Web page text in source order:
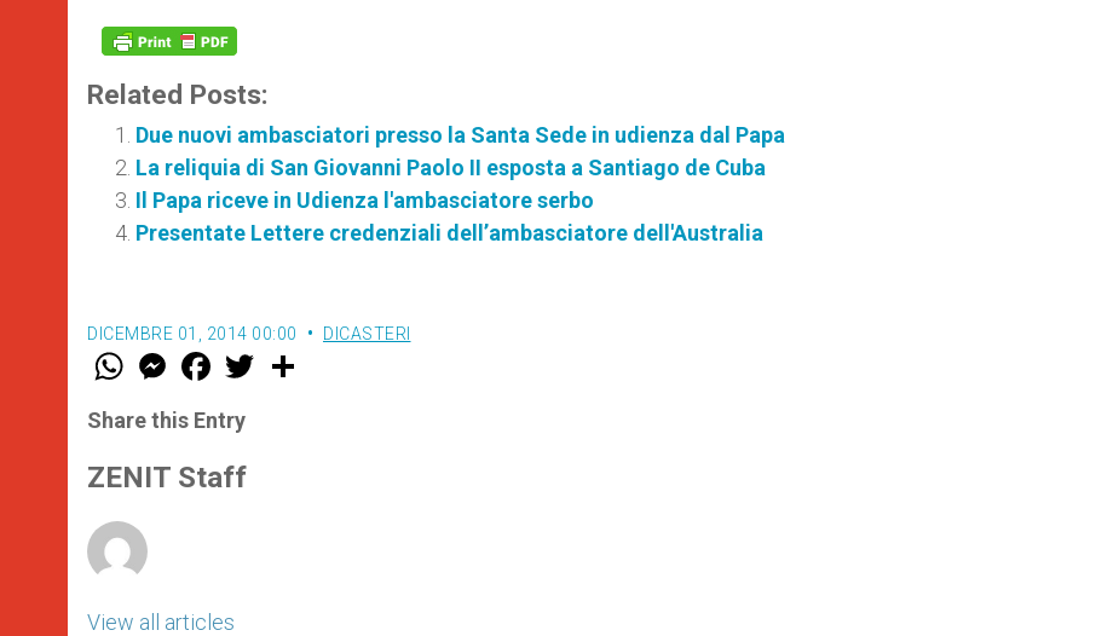
Related Posts:
Due nuovi ambasciatori presso la Santa Sede in udienza dal Papa
La reliquia di San Giovanni Paolo II esposta a Santiago de Cuba
Il Papa riceve in Udienza l'ambasciatore serbo
Presentate Lettere credenziali dell’ambasciatore dell'Australia
DICEMBRE 01, 2014 00:00 DICASTERI
W
t
s
p
p
M
e
s
e
g
e
F
a
e
b
o
k
w
Share this Entry
ZENIT Staff
View all articles